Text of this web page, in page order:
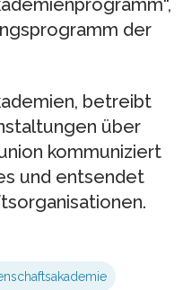
der
betreibt
über
kommuniziert
und entsendet